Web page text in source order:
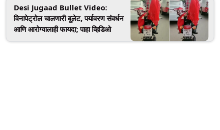
Desi Jugaad Bullet Video:
विनापेट्रोल चालणारी बुलेट, पर्यावरण संवर्धन
आणि आरोग्यालाही फायदा; पाहा व्हिडिओ